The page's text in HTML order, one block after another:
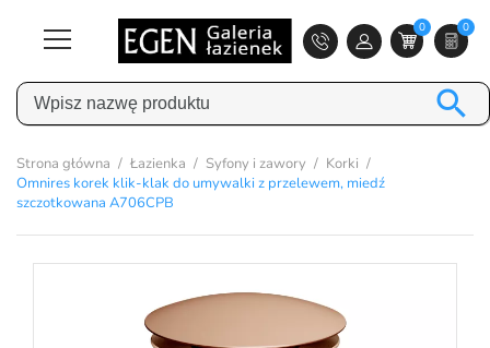
0 0

Strona główna Łazienka Syfony i zawory
Korki
Omnires korek klik-klak do umywalki z przelewem, miedź
szczotkowana A706CPB